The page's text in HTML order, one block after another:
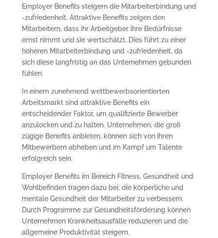
Employer Benefits steigern die Mitarbeiterbindung und
-zufriedenheit. Attraktive Benefits zeigen den
Mitarbeitern, dass ihr Arbeitgeber ihre Bedürfnisse
ernst nimmt und sie wertschätzt. Dies führt zu einer
höheren Mitarbeiterbindung und -zufriedenheit, da
sich diese langfristig an das Unternehmen gebunden
fühlen.
In einem zunehmend wettbewerbsorientierten
Arbeitsmarkt sind attraktive Benefits ein
entscheidender Faktor, um qualifizierte Bewerber
anzulocken und zu halten. Unternehmen, die groß
zügige Benefits anbieten, können sich von ihren
Mitbewerbern abheben und im Kampf um Talente
erfolgreich sein.
Employer Benefits im Bereich Fitness, Gesundheit und
Wohlbefinden tragen dazu bei, die körperliche und
mentale Gesundheit der Mitarbeiter zu verbessern.
Durch Programme zur Gesundheitsförderung können
Unternehmen Krankheitsausfälle reduzieren und die
allgemeine Produktivität steigern.